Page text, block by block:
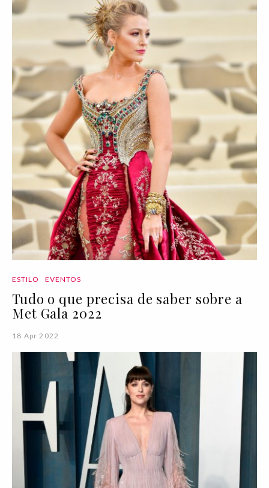
ESTILO EVENTOS
Tudo o que precisa de saber sobre a
Met Gala 2022
18 Apr 2022